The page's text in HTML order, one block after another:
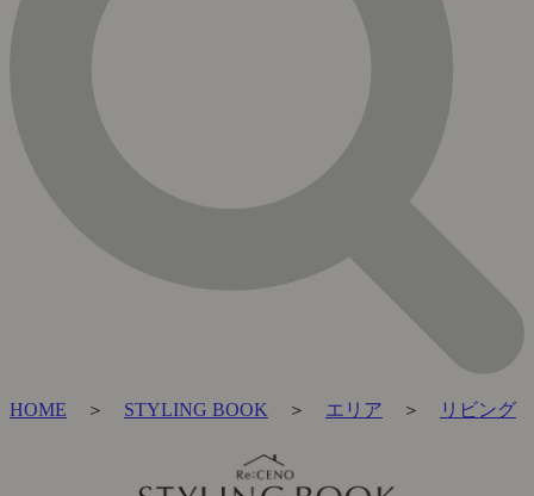
HOME ＞ STYLING BOOK ＞ エリア ＞ リビング